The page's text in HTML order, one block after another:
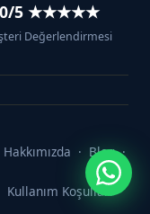
5 ★★★★★
Değerlendirmesi
Hakkımızda · Blog ·
Kullanım Koşulları